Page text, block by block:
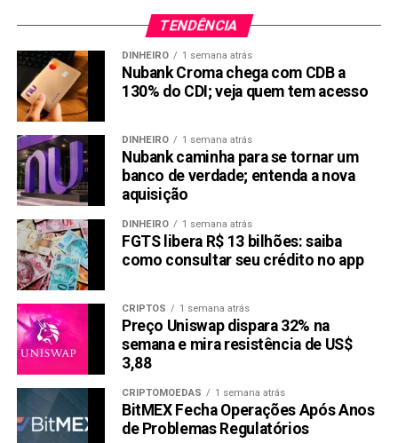
TENDÊNCIA
DINHEIRO 1 semana atrás
Nubank Croma chega com CDB a
130% do CDI; veja quem tem acesso
DINHEIRO 1 semana atrás
Nubank caminha para se tornar um
banco de verdade; entenda a nova
aquisição
DINHEIRO 1 semana atrás
FGTS libera R$ 13 bilhões: saiba
como consultar seu crédito no app
CRIPTOS 1 semana atrás
Preço Uniswap dispara 32% na
semana e mira resistência de US$
3,88
CRIPTOMOEDAS 1 semana atrás
BitMEX Fecha Operações Após Anos
de Problemas Regulatórios